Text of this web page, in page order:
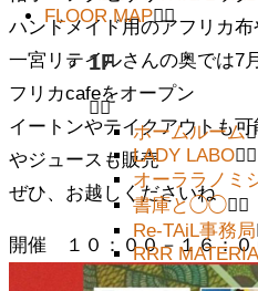
FLOOR MAP
1F
ホームルーム
LADY LABO
オーララノミ
書庫と◯◯
Re-TAiL事務局
RRR
ハンドメイド用のアフリカ
一宮リテイルさんの奥では7
フリカcafeをオープン
イートンやテイクアウトも
やジュースも販売
ぜひ、お越しくださいね
開催 １０：００－１６：０